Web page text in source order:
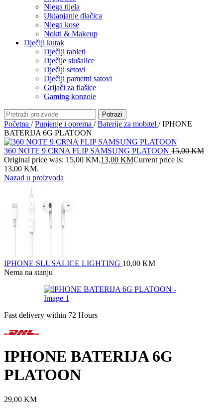
Njega tijela
Uklanjanje dlačica
Njega kose
Nokti & Makeup
Dječiji kutak
Dječiji tableti
Dječije slušalice
Dječiji setovi
Dječiji pametni satovi
Grijači za flašice
Gaming konzole
Potrazi
Početna / Punjenje i oprema / Baterije za mobitel / IPHONE
BATERIJA 6G PLATOON
360 NOTE 9 CRNA FLIP SAMSUNG PLATOON 15,00KM
Original price was: 15,00 KM.13,00 KMCurrent price is:
13,00 KM.
Nazad u proizvoda
IPHONE SLUSALICE LIGHTING 10,00 KM
Nema na stanju
Fast delivery within 72 Hours
IPHONE BATERIJA 6G
PLATOON
29,00 KM